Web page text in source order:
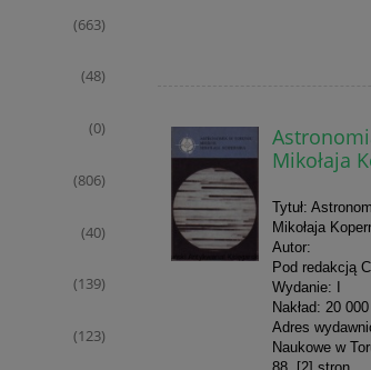
(663)
(48)
(0)
(806)
(40)
(139)
(123)
Mikołaja
Tytuł:
Mikołaja
Autor:
Pod redakcją
Wydanie: I
Nakład: 20
Adres
Naukowe w